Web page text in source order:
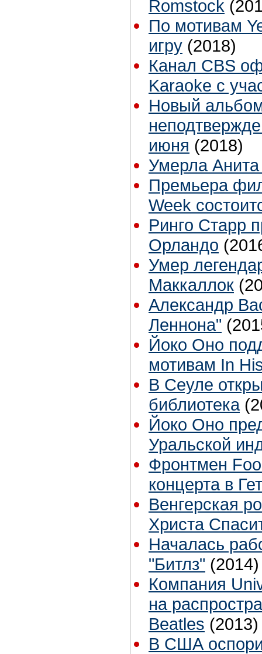
Romstock
По мотивам
игру (2018)
Канал CBS
Karaoke с
Новый
июня (2018)
Умерла
Премьера
Week
Ринго Старр
Орландо
Умер
Маккаллок
Александр
Леннона"
Йоко Оно
мотивам In
В Сеуле
библиотека
Йоко Оно
Уральской
Фронтмен
концерта в
Венгерская
Христа
Началась
"Битлз" (2014)
Компания
на
Beatles (2013)
В США